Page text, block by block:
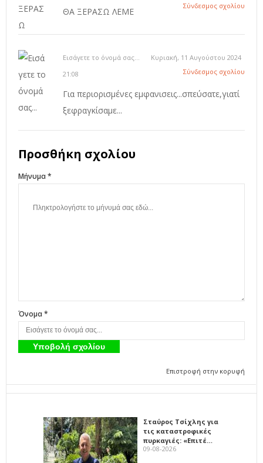
Σύνδεσμος σχολίου
ΘΑ ΞΕΡΑΣΩ ΛΕΜΕ
Εισάγετε το όνομά σας...
Κυριακή, 11 Αυγούστου 2024
21:08
Σύνδεσμος σχολίου
Για περιορισμένες εμφανισεις...σπεύσατε,γιατί
ξεφραγκίσαμε...
Προσθήκη σχολίου
Μήνυμα *
Όνομα *
Επιστροφή στην κορυφή
Σταύρος Τσίχλης για
τις καταστροφικές
πυρκαγιές: «Επιτέ…
09-08-2026